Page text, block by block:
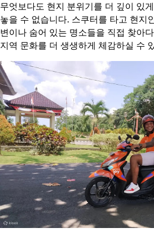
무엇보다도 현지 분위기를 더 깊이 있
놓을 수 없습니다. 스쿠터를 타고 현지
변이나 숨어 있는 명소들을 직접 찾아
지역 문화를 더 생생하게 체감하실 수